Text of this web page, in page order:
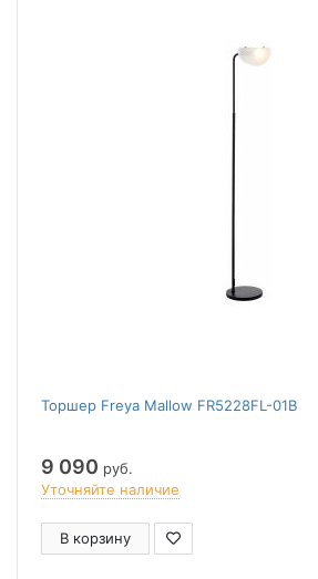
Торшер Freya Mallow FR5228FL-01B
9 090 руб.
Уточняйте наличие
В корзину